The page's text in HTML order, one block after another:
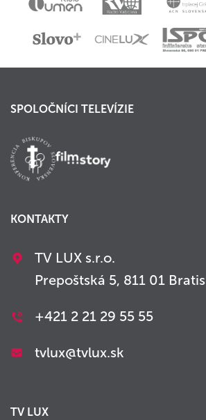
SPOLOČNÍCI TELEVÍZIE
KONTAKTY
TV LUX s.r.o.
Prepoštská 5, 811 01
+421 2 21 29 55 55
tvlux@tvlux.sk
TV LUX